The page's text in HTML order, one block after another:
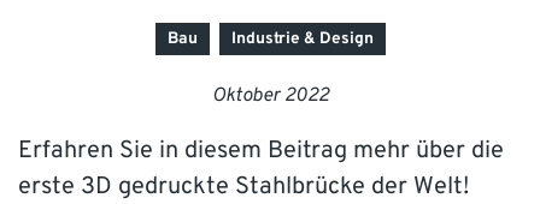
EVENTS
EINBLICK
KARRIERE
Bau Industrie & Design
Oktober 2022
Erfahren Sie in diesem Beitrag mehr über die
erste 3D gedruckte Stahlbrücke der Welt!